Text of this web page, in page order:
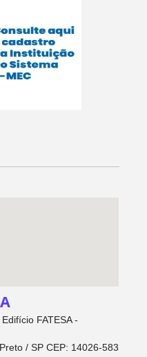
FATESA -
/ SP CEP: 14026-583